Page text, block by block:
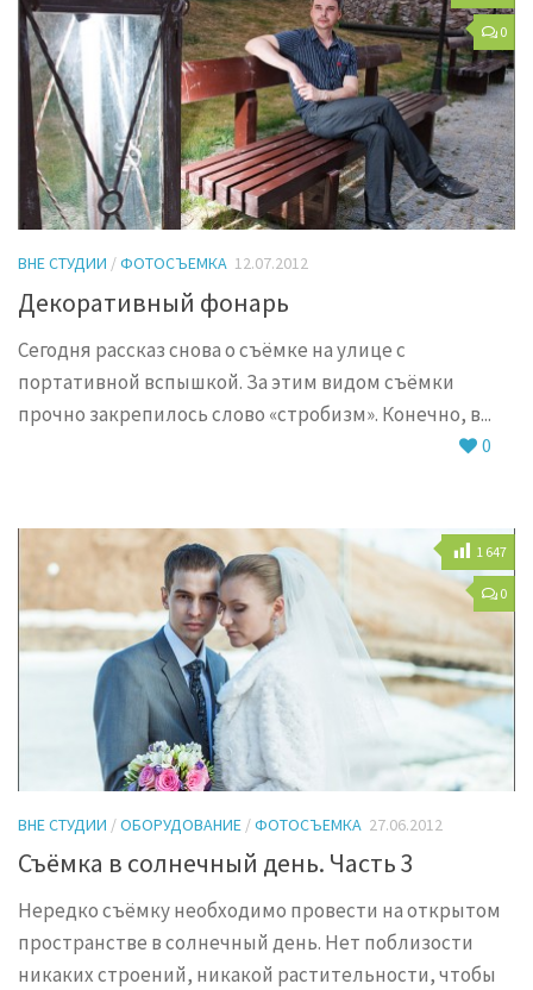
0
ВНЕ СТУДИИ /ФОТОСЪЕМКА 12.07.2012
Декоративный фонарь
Сегодня рассказ снова о съёмке на улице с
портативной вспышкой. За этим видом съёмки
прочно закрепилось слово «стробизм». Конечно, в...
0
0
1 647
ВНЕ СТУДИИ /ОБОРУДОВАНИЕ /ФОТОСЪЕМКА 27.06.2012
Съёмка в солнечный день. Часть 3
Нередко съёмку необходимо провести на открытом
пространстве в солнечный день. Нет поблизости
никаких строений, никакой растительности, чтобы